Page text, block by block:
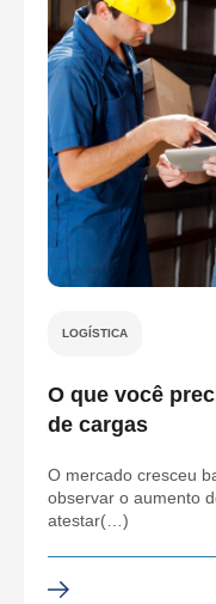
LOGÍSTICA
O que você
de cargas
O mercado cresceu
observar o aumento
atestar(…)